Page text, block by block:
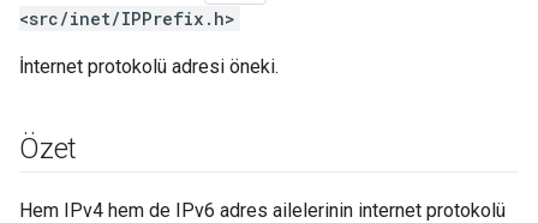
<src/inet/IPPrefix.h>
İnternet protokolü adresi öneki.
Özet
Hem IPv4 hem de IPv6 adres ailelerinin internet protokolü